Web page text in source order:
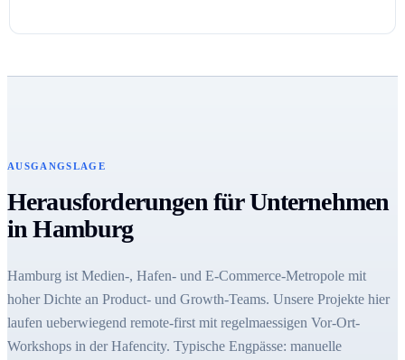
AUSGANGSLAGE
Herausforderungen für Unternehmen
in Hamburg
Hamburg ist Medien-, Hafen- und E-Commerce-Metropole mit
hoher Dichte an Product- und Growth-Teams. Unsere Projekte hier
laufen ueberwiegend remote-first mit regelmaessigen Vor-Ort-
Workshops in der Hafencity. Typische Engpässe: manuelle